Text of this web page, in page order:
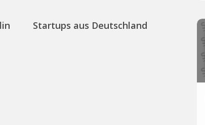
Startups aus Deutschland